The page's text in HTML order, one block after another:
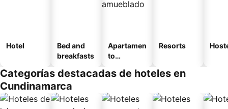
Hotel
Bed and
breakfasts
Apartamen
to
o
Resorts
Categorías destacadas de hoteles en
Cundinamarca